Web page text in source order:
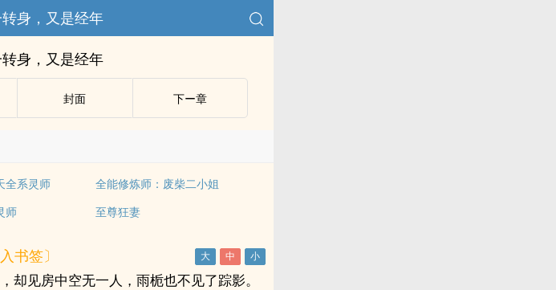
身，又是经年
身，又是经年
封面 下ー章
全系灵师
全能修炼师：废柴二小姐
师 至尊狂妻
书签〕
却见房中空无一人，雨栀也不见了踪影。